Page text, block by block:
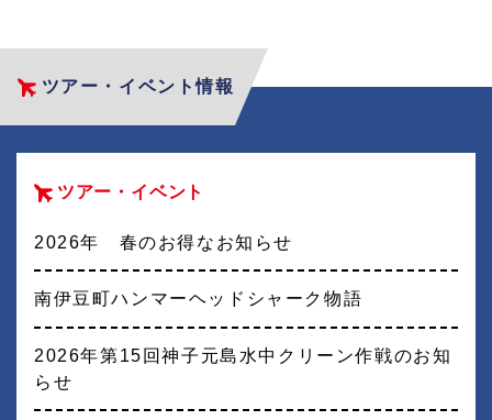
ツアー・イベント情報
ツアー・イベント
2026年 春のお得なお知らせ
南伊豆町ハンマーヘッドシャーク物語
2026年第15回神子元島水中クリーン作戦のお知
らせ